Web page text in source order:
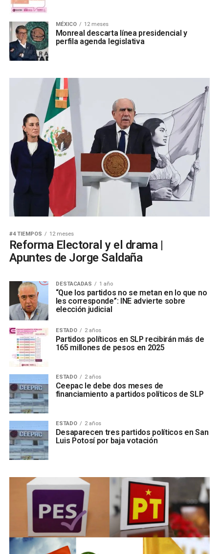
MÉXICO 12 meses
Monreal descarta línea presidencial y
perfila agenda legislativa
#4 TIEMPOS 12 meses
Reforma Electoral y el drama |
Apuntes de Jorge Saldaña
DESTACADAS 1 año
“Que los partidos no se metan en lo que no
les corresponde”: INE advierte sobre
elección judicial
ESTADO 2 años
Partidos políticos en SLP recibirán más de
165 millones de pesos en 2025
ESTADO 2 años
Ceepac le debe dos meses de
financiamiento a partidos políticos de SLP
ESTADO 2 años
Desaparecen tres partidos políticos en San
Luis Potosí por baja votación